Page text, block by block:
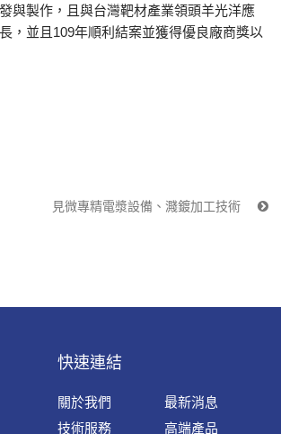
與製作，且與台灣靶材產業領頭羊光洋應
，並且109年順利結案並獲得優良廠商獎以
見微專精電漿設備、濺鍍加工技術
快速連結
關於我們
最新消息
技術服務
高端產品